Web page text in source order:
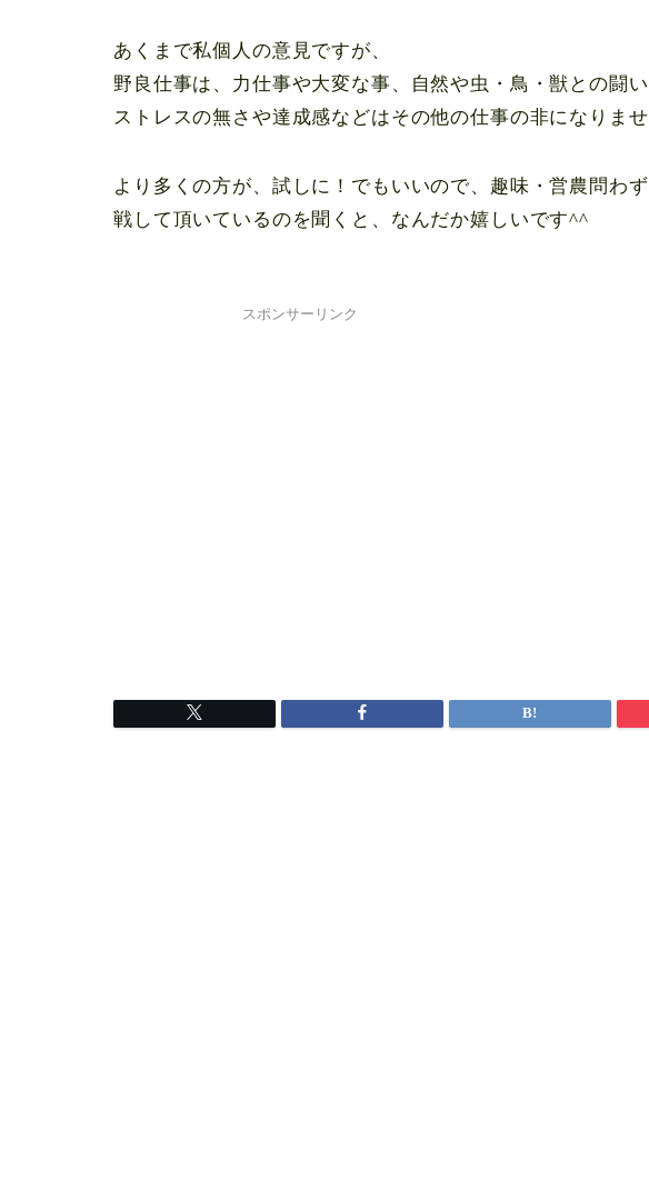
あくまで私個人の意見ですが、
野良仕事は、力仕事や大変な事、自然や虫・鳥・獣との闘い
ストレスの無さや達成感などはその他の仕事の非になりませ
より多くの方が、試しに！でもいいので、趣味・営農問わ
戦して頂いているのを聞くと、なんだか嬉しいです^^
スポンサーリンク